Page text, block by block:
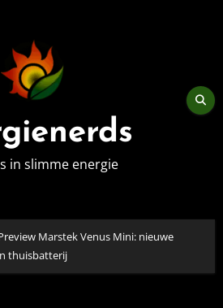
in slimme energie
Marstek Venus Mini: nieuwe
thuisbatterij